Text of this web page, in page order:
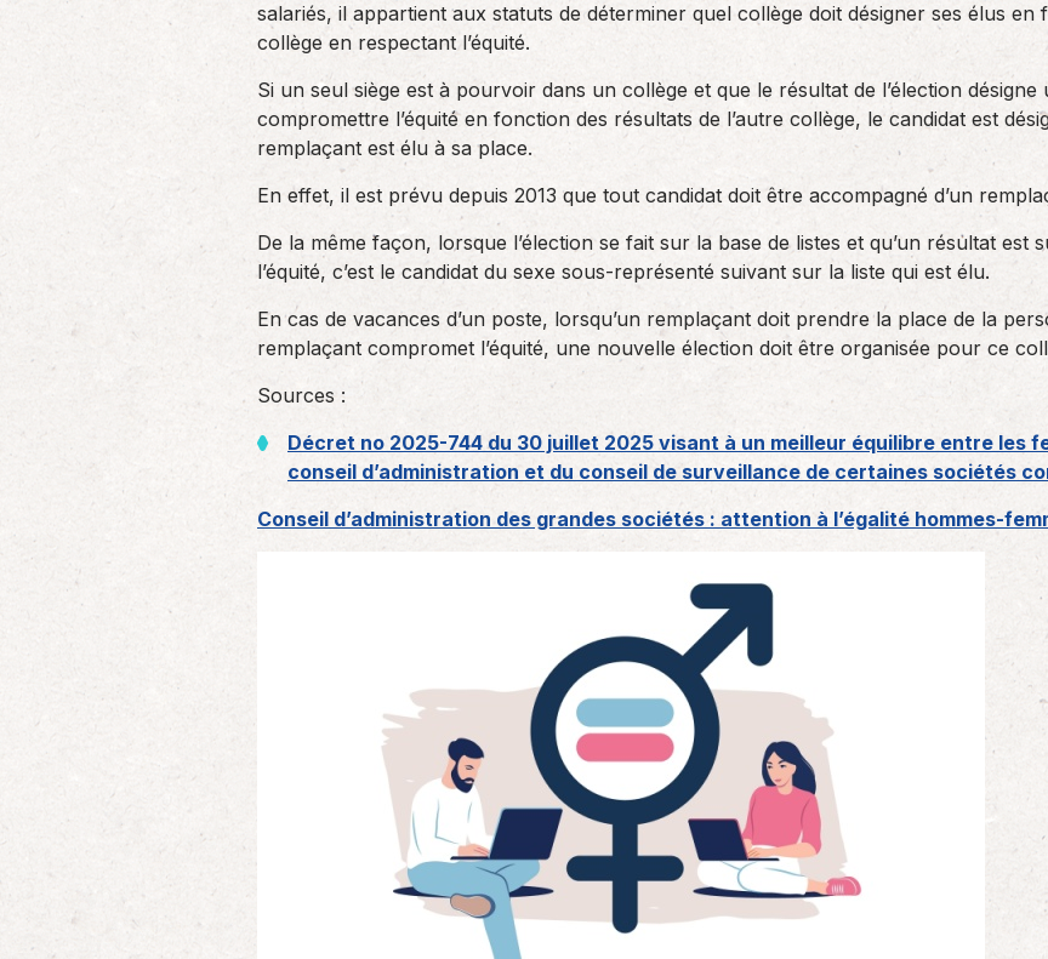
salariés, il appartient aux statuts de déterminer quel collège doit désigner ses élus en
collège en respectant l’équité.
Si un seul siège est à pourvoir dans un collège et que le résultat de l’élection
compromettre l’équité en fonction des résultats de l’autre collège, le candidat est
remplaçant est élu à sa place.
En effet, il est prévu depuis 2013 que tout candidat doit être accompagné d’un
De la même façon, lorsque l’élection se fait sur la base de listes et qu’un résultat est
l’équité, c’est le candidat du sexe sous-représenté suivant sur la liste qui est élu.
En cas de vacances d’un poste, lorsqu’un remplaçant doit prendre la place de la
remplaçant compromet l’équité, une nouvelle élection doit être organisée pour ce
Sources :
Décret no 2025-744 du 30 juillet 2025 visant à un meilleur équilibre entre les
conseil d’administration et du conseil de surveillance de certaines sociétés
Conseil d’administration des grandes sociétés : attention à l’égalité hommes-